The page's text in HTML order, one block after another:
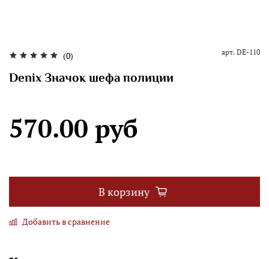
(0) арт. DE-110
Denix Значок шефа полиции
570.00 руб
В корзину
Добавить в сравнение